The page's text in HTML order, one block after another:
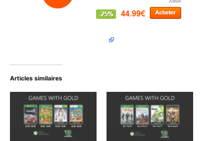
Articles similaires